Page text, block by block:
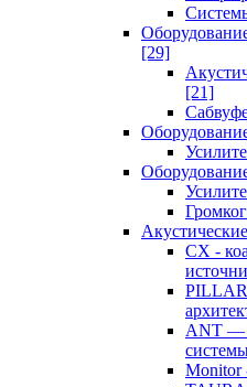
[29]
[21]
CX -
ANT —
Monitor